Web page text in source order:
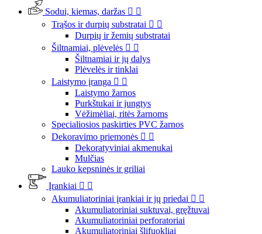
Sodui, kiemas, daržas  
Trąšos ir durpių substratai  
Durpių ir žemių substratai
Šiltnamiai, plėvelės  
Šiltnamiai ir jų dalys
Plėvelės ir tinklai
Laistymo įranga  
Laistymo žarnos
Purkštukai ir jungtys
Vėžimėliai, ritės žarnoms
Specialiosios paskirties PVC žarnos
Dekoravimo priemonės  
Dekoratyviniai akmenukai
Mulčias
Lauko kepsninės ir griliai
Įrankiai  
Akumuliatoriniai įrankiai ir jų priedai  
Akumuliatoriniai suktuvai, gręžtuvai
Akumuliatoriniai perforatoriai
Akumuliatoriniai šlifuokliai